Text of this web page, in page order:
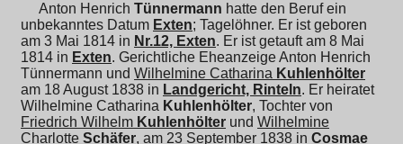
Anton Henrich Tünnermann hatte den Beruf ein
unbekanntes Datum Exten; Tagelöhner. Er ist geboren
am 3 Mai 1814 in Nr.12, Exten. Er ist getauft am 8 Mai
1814 in Exten. Gerichtliche Eheanzeige Anton Henrich
Tünnermann und Wilhelmine Catharina Kuhlenhölter
am 18 August 1838 in Landgericht, Rinteln. Er heiratet
Wilhelmine Catharina Kuhlenhölter, Tochter von
Friedrich Wilhelm Kuhlenhölter und Wilhelmine
Charlotte Schäfer, am 23 September 1838 in Cosmae